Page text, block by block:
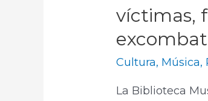
víctimas,
Cultura, Música,
La Biblioteca